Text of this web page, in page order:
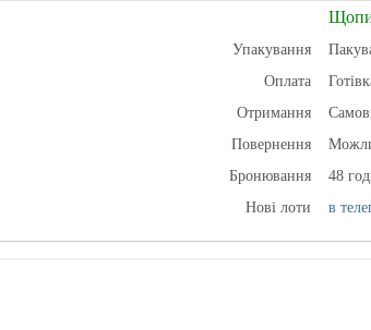
Упакування
Оплата
Отримання
Повернення
Бронювання
48
Нові лоти
в